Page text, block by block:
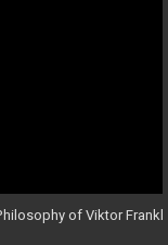
of Viktor Frankl